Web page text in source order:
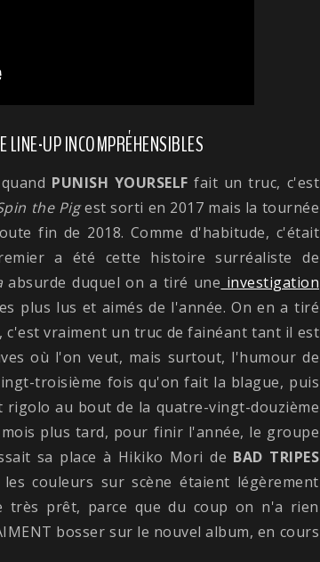
LINE-UP INCOMPRÉHENSIBLES
PUNISH YOURSELF fait un truc, c'est
the Pigest sorti en 2017 mais la tournée
fin de 2018. Comme d'habitude, c'était
a été cette histoire surréaliste de
absurde duquel on a tiré une investigation
plus lus et aimés de l'année. On en a tiré
vraiment un truc de fainéant tant il est
où l'on veut, mais surtout, l'humour de
troisième fois qu'on fait la blague, puis
au bout de la quatre-vingt-douzième
plus tard, pour finir l'année, le groupe
sa place à Hikiko Mori de BAD TRIPES
couleurs sur scène étaient légèrement
très prêt, parce que du coup on n'a rien
bosser sur le nouvel album, en cours